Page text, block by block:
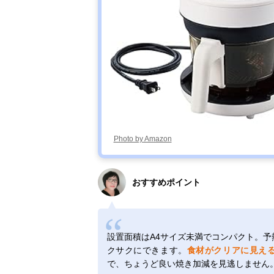
Photo by Amazon
おすすめポイント
設置面積はA4サイズ未満でコンパクト。
クサクにできます。 食材がクリアに見え
で、ちょうど良い焼き加減を見逃しません